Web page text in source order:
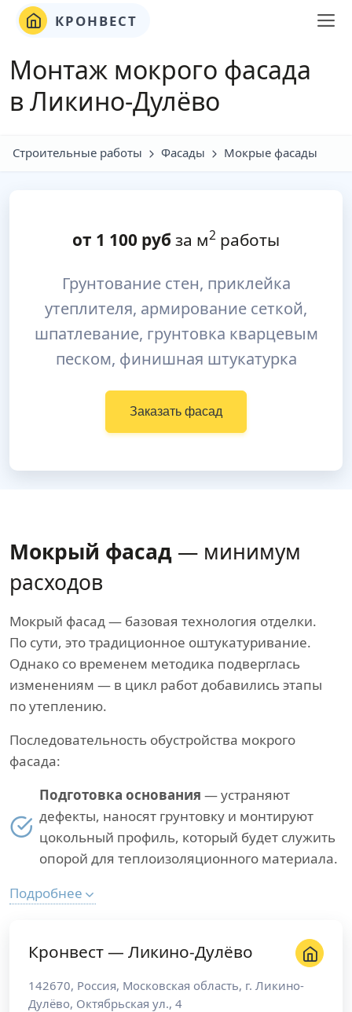
КРОНВЕСТ
Монтаж мокрого фасада
в Ликино-Дулёво
Строительные работы Фасады Мокрые фасады
от 1 100 руб за м2 работы
Грунтование стен, приклейка
утеплителя, армирование сеткой,
шпатлевание, грунтовка кварцевым
песком, финишная штукатурка
Заказать фасад
Мокрый фасад — минимум
расходов
Мокрый фасад — базовая технология отделки.
По сути, это традиционное оштукатуривание.
Однако со временем методика подверглась
изменениям — в цикл работ добавились этапы
по утеплению.
Последовательность обустройства мокрого
фасада:
Подготовка основания — устраняют
дефекты, наносят грунтовку и монтируют
цокольный профиль, который будет служить
опорой для теплоизоляционного материала.
Подробнее
Кронвест — Ликино-Дулёво
142670, Россия, Московская область, г. Ликино-
Дулёво, Октябрьская ул., 4